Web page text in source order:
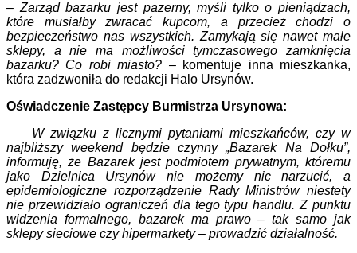
– Zarząd bazarku jest pazerny, myśli tylko o pieniądzach,
które musiałby zwracać kupcom, a przecież chodzi o
bezpieczeństwo nas wszystkich. Zamykają się nawet małe
sklepy, a nie ma możliwości tymczasowego zamknięcia
bazarku? Co robi miasto? – komentuje inna mieszkanka,
która zadzwoniła do redakcji Halo Ursynów.
Oświadczenie Zastępcy Burmistrza Ursynowa:
W związku z licznymi pytaniami mieszkańców, czy w
najbliższy weekend będzie czynny „Bazarek Na Dołku”,
informuję, że Bazarek jest podmiotem prywatnym, któremu
jako Dzielnica Ursynów nie możemy nic narzucić, a
epidemiologiczne rozporządzenie Rady Ministrów niestety
nie przewidziało ograniczeń dla tego typu handlu. Z punktu
widzenia formalnego, bazarek ma prawo – tak samo jak
sklepy sieciowe czy hipermarkety – prowadzić działalność.